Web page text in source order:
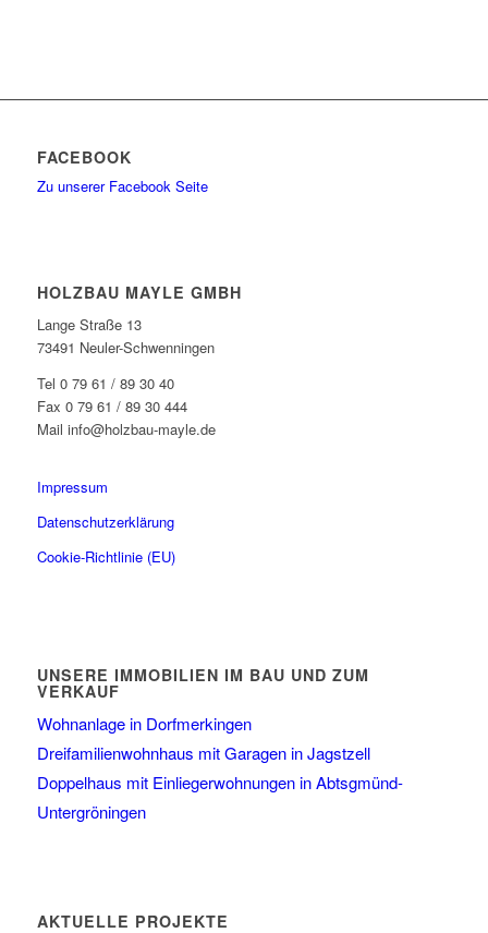
FACEBOOK
Zu unserer Facebook Seite
HOLZBAU MAYLE GMBH
Lange Straße 13
73491 Neuler-Schwenningen
Tel 0 79 61 / 89 30 40
Fax 0 79 61 / 89 30 444
Mail info@holzbau-mayle.de
Impressum
Datenschutzerklärung
Cookie-Richtlinie (EU)
UNSERE IMMOBILIEN IM BAU UND ZUM
VERKAUF
Wohnanlage in Dorfmerkingen
Dreifamilienwohnhaus mit Garagen in Jagstzell
Doppelhaus mit Einliegerwohnungen in Abtsgmünd-
Untergröningen
AKTUELLE PROJEKTE